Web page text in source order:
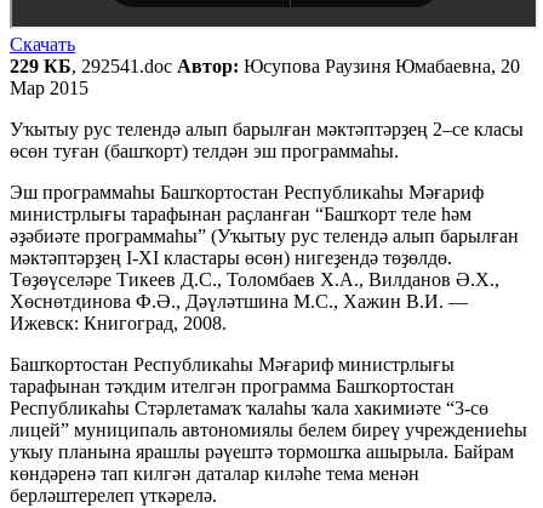
Скачать
229 КБ, 292541.doc Автор: Юсупова Раузиня Юмабаевна, 20
Мар 2015
Уҡытыу рус телендә алып барылған мәктәптәрҙең 2–се класы
өсөн туған (башҡорт) телдән эш программаһы.
Эш программаһы Башҡортостан Республикаһы Мәғариф
министрлығы тарафынан раҫланған “Башҡорт теле һәм
әҙәбиәте программаһы” (Уҡытыу рус телендә алып барылған
мәктәптәрҙең I-XI кластары өсөн) нигеҙендә төҙөлдө.
Төҙөүселәре Тикеев Д.С., Толомбаев Х.А., Вилданов Ә.Х.,
Хөснөтдинова Ф.Ә., Дәүләтшина М.С., Хажин В.И. —
Ижевск: Книгоград, 2008.
Башҡортостан Республикаһы Мәғариф министрлығы
тарафынан тәҡдим ителгән программа Башҡортостан
Республикаһы Стәрлетамаҡ ҡалаһы ҡала хакимиәте “3-сө
лицей” муниципаль автономиялы белем биреү учреждениеһы
уҡыу планына ярашлы рәүештә тормошҡа ашырыла. Байрам
көндәренә тап килгән даталар киләһе тема менән
берләштерелеп үткәрелә.